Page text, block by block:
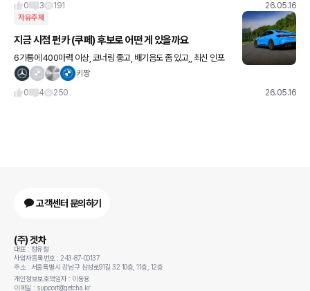
얼마나 되는
0
3 191 26.05.16
자유주제
지금 시점 펀카 (쿠페) 후보로 어떤 게 있을까요
6기통에 400마력 이상, 코너링 좋고, 배기음도 좀 있고,, 최신 인포
시스템 들어간 쿠페 모델은..? m4, CLE53? 마음은 911이지만.. 예
키짱
0
4 250 26.05.16
고객센터 문의하기
(주) 겟차
대표 : 정유철
사업자등록번호 : 243-87-00137
주소 : 서울특별시 강남구 삼성로91길 32 10층, 11층, 12층
개인정보보호책임자 : 이동용
이메일 : support@getcha.kr